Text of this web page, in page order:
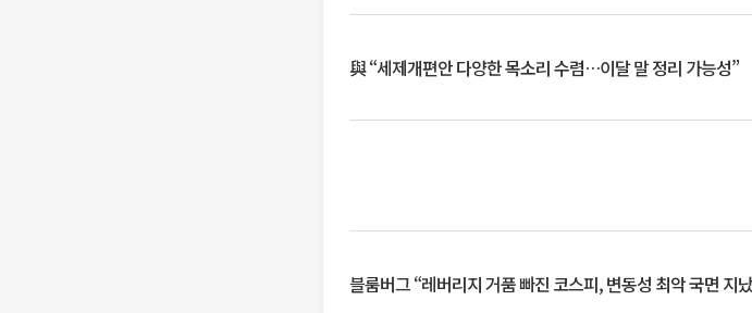
與 “세제개편안 다양한 목소리 수렴…이달 말 정리 가능성”
블룸버그 “레버리지 거품 빠진 코스피, 변동성 최악 국면 지